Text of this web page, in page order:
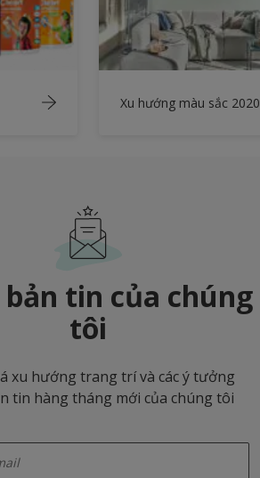
Xu hướng màu sắc 2020
tin của chúng
tôi
xu hướng trang trí và các ý tưởng
tin hàng tháng mới của chúng tôi